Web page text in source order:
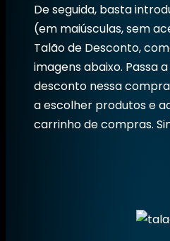
De seguida, basta
(em maiúsculas, sem
Talão de Desconto,
imagens abaixo. Passa
desconto nessa
a escolher produtos e
carrinho de compras.